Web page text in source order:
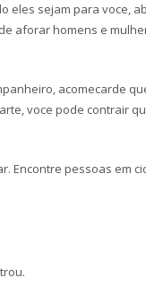
sejam para voce,
aforar homens e
acomecarde
voce pode contrair
Encontre pessoas em